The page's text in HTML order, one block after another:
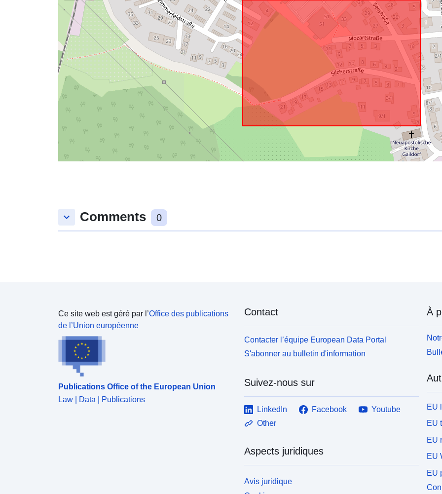
keyboard_arrow_down Comments 0
Ce site web est géré par l’Office des publications
de l’Union européenne
Publications Office of the European Union
Law | Data | Publications
Contact
Contacter l’équipe European Data Portal
S'abonner au bulletin d'information
Suivez-nous sur
LinkedIn Facebook
Youtube
Other
Aspects juridiques
Avis juridique
À
EU
EU
EU
EU
EU